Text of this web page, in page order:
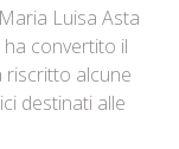
Luisa Asta
ha convertito il
riscritto alcune
destinati alle